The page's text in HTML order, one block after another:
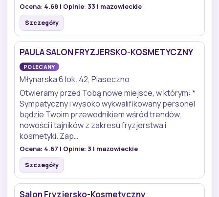
Ocena: 4.68 | Opinie: 33 | mazowieckie
Szczegóły
PAULA SALON FRYZJERSKO-KOSMETYCZNY
POLECANY
Młynarska 6 lok. 42, Piaseczno
Otwieramy przed Tobą nowe miejsce, w którym: *
Sympatyczny i wysoko wykwalifikowany personel
będzie Twoim przewodnikiem wśród trendów,
nowości i tajników z zakresu fryzjerstwa i
kosmetyki. Zap…
Ocena: 4.67 | Opinie: 3 | mazowieckie
Szczegóły
Salon Fryzjersko-Kosmetyczny